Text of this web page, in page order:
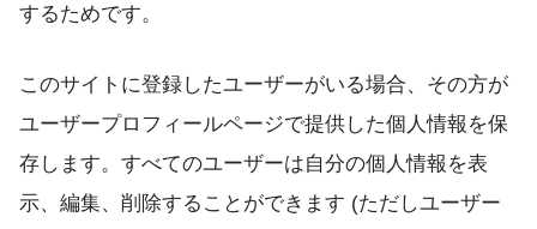
するためです。
このサイトに登録したユーザーがいる場合、その方が
ユーザープロフィールページで提供した個人情報を保
存します。すべてのユーザーは自分の個人情報を表
示、編集、削除することができます (ただしユーザー